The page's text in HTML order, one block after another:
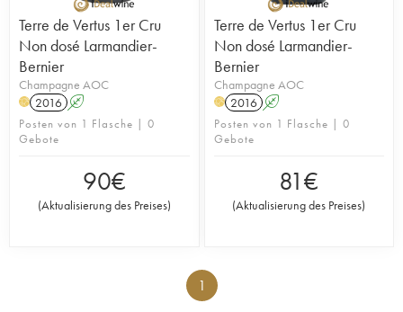
Terre de Vertus 1er Cru
Non dosé Larmandier-
Bernier
Champagne AOC
H 2016 A
Posten von 1 Flasche | 0
Gebote
90€
(Aktualisierung des Preises)
Terre de Vertus 1er Cru
Non dosé Larmandier-
Bernier
Champagne AOC
H 2016 A
Posten von 1 Flasche | 0
Gebote
81€
(Aktualisierung des Preises)
1